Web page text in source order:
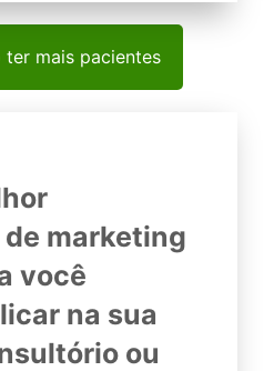
ter mais pacientes
marketing
você
na sua
ou